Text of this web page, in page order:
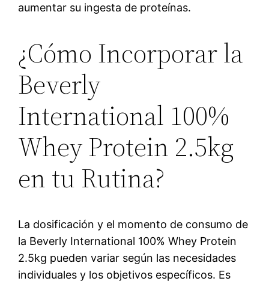
aumentar su ingesta de proteínas.
¿Cómo Incorporar la
Beverly
International 100%
Whey Protein 2.5kg
en tu Rutina?
La dosificación y el momento de consumo de
la Beverly International 100% Whey Protein
2.5kg pueden variar según las necesidades
individuales y los objetivos específicos. Es